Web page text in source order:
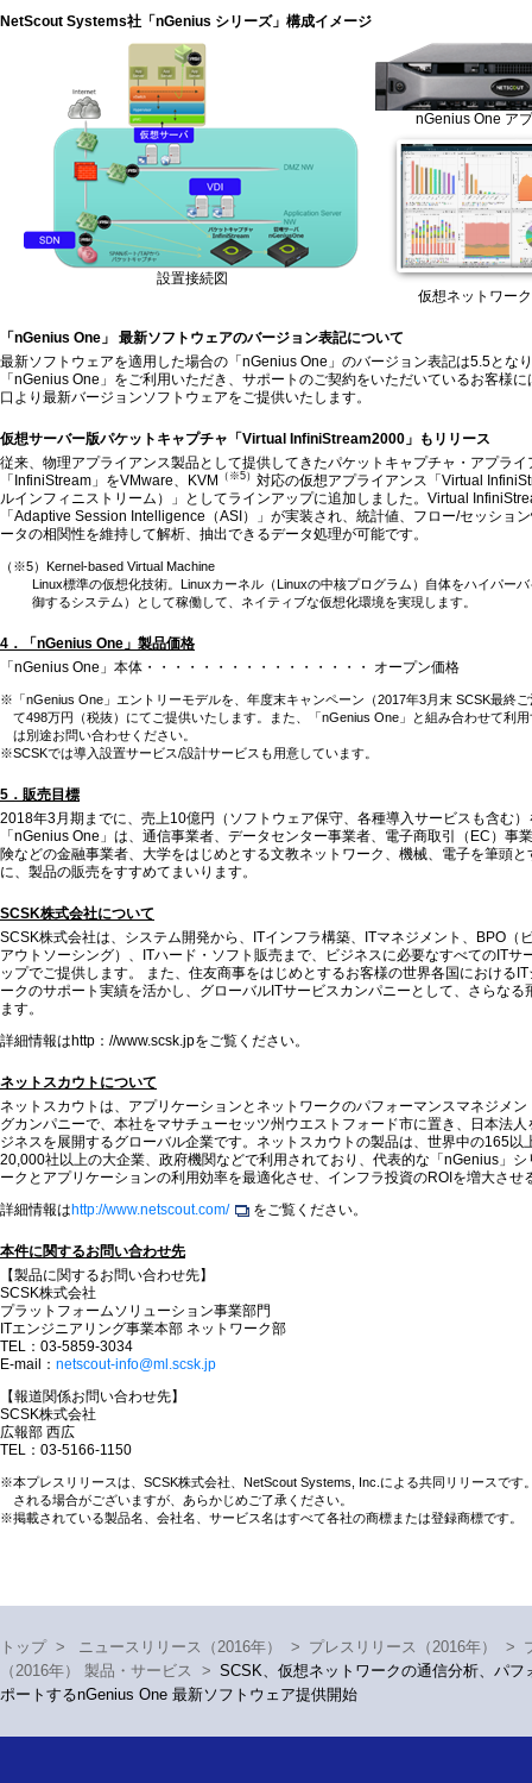
トップ > ニュースリリース（2016年） > プレスリリース（2016年） >
（2016年） 製品・サービス
> SCSK、仮想ネットワークの通信分析、パフ
ポートするnGenius One 最新ソフトウェア提供開始
NetScout Systems社「nGenius シリーズ」構成イメージ
設置接続図
nGenius One ア
仮想ネットワー
「nGenius One」 最新ソフトウェアのバージョン表記について
最新ソフトウェアを適用した場合の「nGenius One」のバージョン表記は5.5とな
「nGenius One」をご利用いただき、サポートのご契約をいただいているお客様
口より最新バージョンソフトウェアをご提供いたします。
仮想サーバー版パケットキャプチャ「Virtual InfiniStream2000」もリリース
従来、物理アプライアンス製品として提供してきたパケットキャプチャ・アプライ
「InfiniStream」をVMware、KVM
（※5） 対応の仮想アプライアンス「Virtual
ルインフィニストリーム）」としてラインアップに追加しました。Virtual
「Adaptive Session Intelligence（ASI）」が実装され、統計値、フロー/セッショ
ータの相関性を維持して解析、抽出できるデータ処理が可能です。
（※5）Kernel-based Virtual Machine
Linux標準の仮想化技術。Linuxカーネル（Linuxの中核プログラム）自体をハイパー
御するシステム）として稼働して、ネイティブな仮想化環境を実現します。
4．「nGenius One」製品価格
「nGenius One」本体・・・・・・・・・・・・・・・・ オープン価格
※「nGenius One」エントリーモデルを、年度末キャンペーン（2017年3月末 SCSK最終
て498万円（税抜）にてご提供いたします。また、「nGenius One」と組み合わせて利
は別途お問い合わせください。
※SCSKでは導入設置サービス/設計サービスも用意しています。
5．販売目標
2018年3月期までに、売上10億円（ソフトウェア保守、各種導入サービスも含む
「nGenius One」は、通信事業者、データセンター事業者、電子商取引（EC）事
険などの金融事業者、大学をはじめとする文教ネットワーク、機械、電子を筆頭
に、製品の販売をすすめてまいります。
SCSK株式会社について
SCSK株式会社は、システム開発から、ITインフラ構築、ITマネジメント、BPO（
アウトソーシング）、ITハード・ソフト販売まで、ビジネスに必要なすべてのITサ
ップでご提供します。 また、住友商事をはじめとするお客様の世界各国における
ークのサポート実績を活かし、グローバルITサービスカンパニーとして、さらなる
ます。
詳細情報はhttp：//www.scsk.jpをご覧ください。
ネットスカウトについて
ネットスカウトは、アプリケーションとネットワークのパフォーマンスマネジメ
グカンパニーで、本社をマサチューセッツ州ウエストフォード市に置き、日本法
ジネスを展開するグローバル企業です。ネットスカウトの製品は、世界中の165以
20,000社以上の大企業、政府機関などで利用されており、代表的な「nGenius」シ
ークとアプリケーションの利用効率を最適化させ、インフラ投資のROIを増大させ
詳細情報はhttp://www.netscout.com/ をご覧ください。
本件に関するお問い合わせ先
【製品に関するお問い合わせ先】
SCSK株式会社
プラットフォームソリューション事業部門
ITエンジニアリング事業本部 ネットワーク部
TEL：03-5859-3034
E-mail： netscout-info@ml.scsk.jp
【報道関係お問い合わせ先】
SCSK株式会社
広報部 西広
TEL：03-5166-1150
※本プレスリリースは、SCSK株式会社、NetScout Systems, Inc.による共同リリースです
される場合がございますが、あらかじめご了承ください。
※掲載されている製品名、会社名、サービス名はすべて各社の商標または登録商標です。